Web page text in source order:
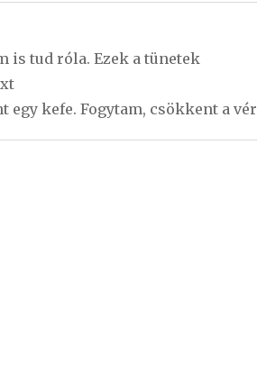
is tud róla. Ezek a tünetek
kefe. Fogytam, csökkent a